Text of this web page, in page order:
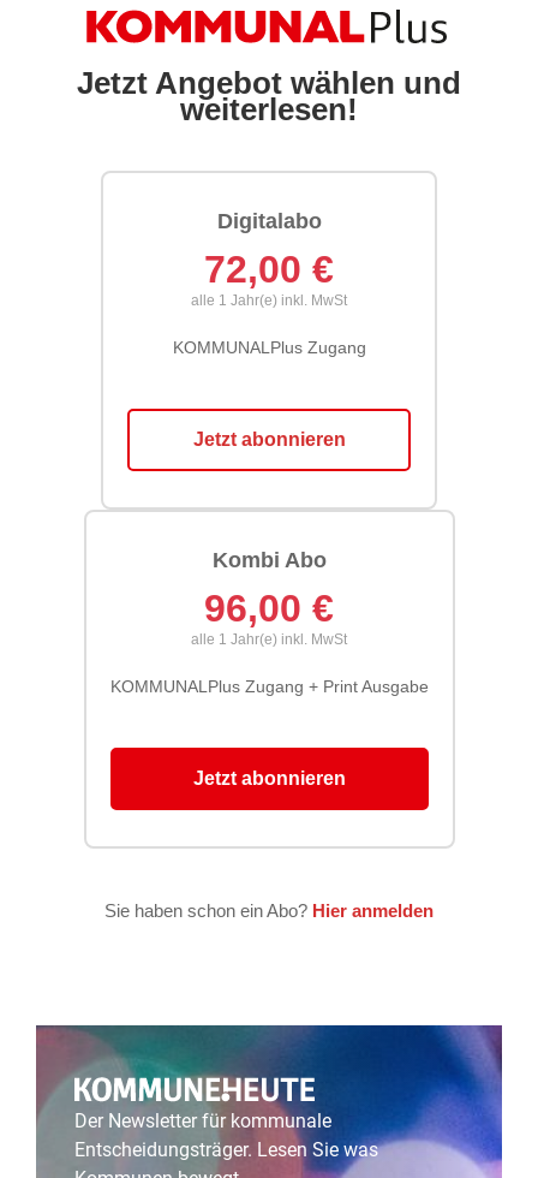
Der Newsletter für kommunale
Entscheidungsträger. Lesen Sie was